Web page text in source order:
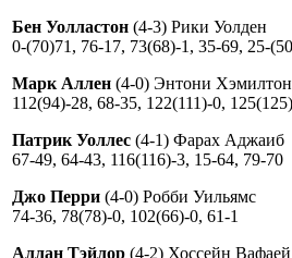
Бен Уолластон (4-3) Рики Уолден
0-(70)71, 76-17, 73(68)-1, 35-69, 25-
Марк Аллен (4-0) Энтони Хэмилтон
112(94)-28, 68-35, 122(111)-0,
Патрик Уоллес (4-1) Фарах Аджаиб
67-49, 64-43, 116(116)-3, 15-64, 79-70
Джо Перри (4-0) Робби Уильямс
74-36, 78(78)-0, 102(66)-0, 61-1
Аллан Тэйлор (4-2) Хоссейн Вафаей